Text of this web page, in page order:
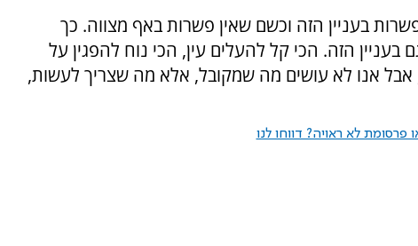
בעניין הזה וכשם שאין פשרות באף מצווה. כך
בעניין הזה. הכי קל להעלים עין, הכי נוח להפגין על
אבל אנו לא עושים מה שמקובל, אלא מה שצריך לעשות,
לא ראויה? דווחו לנו